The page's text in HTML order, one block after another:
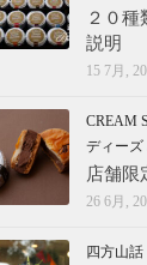
２０
説明
15 7月,
CREAM
ディーズ
店舗限
26 6月,
四方山話